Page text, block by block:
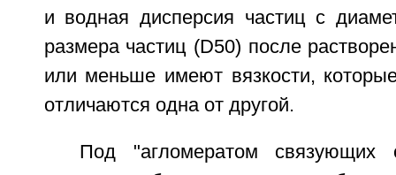
и водная дисперсия частиц с
размера частиц (D50) после
или меньше имеют вязкости,
отличаются одна от другой.
Под "агломератом связующих